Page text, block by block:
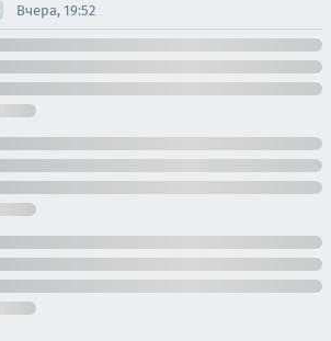
Вчера, 19:52